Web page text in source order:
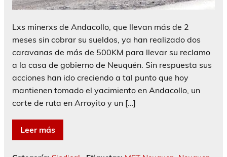
Lxs minerxs de Andacollo, que llevan más de 2
meses sin cobrar su sueldos, ya han realizado dos
caravanas de más de 500KM para llevar su reclamo
a la casa de gobierno de Neuquén. Sin respuesta sus
acciones han ido creciendo a tal punto que hoy
mantienen tomado el yacimiento en Andacollo, un
corte de ruta en Arroyito y un […]
Leer más